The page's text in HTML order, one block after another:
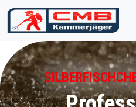
Zum Inhalt springen